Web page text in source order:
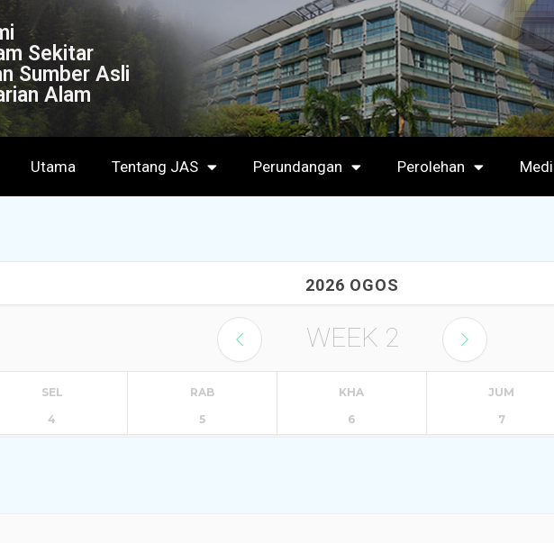
Sekitar
Sumber Asli
Alam
Utama Tentang JAS Perundangan Perolehan
2026 OGOS
WEEK 2
SEL
4
RAB
5
KHA
6
JUM
7